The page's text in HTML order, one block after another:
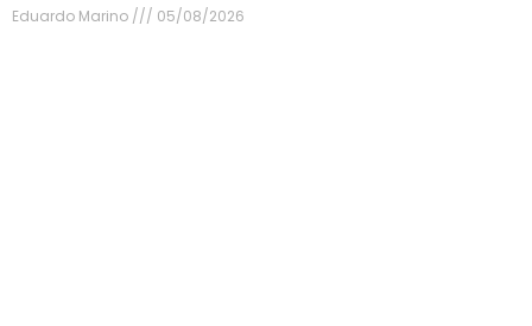
Eduardo Marino
05/08/2026